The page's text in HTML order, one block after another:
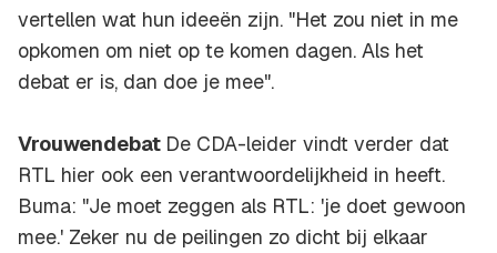
vertellen wat hun ideeën zijn. "Het zou niet in me
opkomen om niet op te komen dagen. Als het
debat er is, dan doe je mee".
Vrouwendebat De CDA-leider vindt verder dat
RTL hier ook een verantwoordelijkheid in heeft.
Buma: "Je moet zeggen als RTL: 'je doet gewoon
mee.' Zeker nu de peilingen zo dicht bij elkaar